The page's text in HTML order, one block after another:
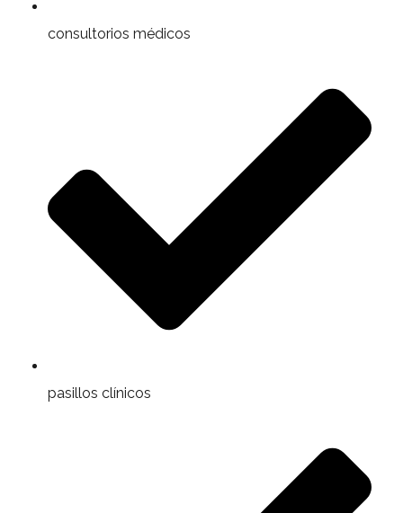
consultorios médicos
pasillos clínicos